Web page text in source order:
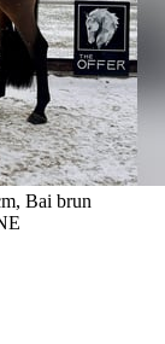
Bai brun